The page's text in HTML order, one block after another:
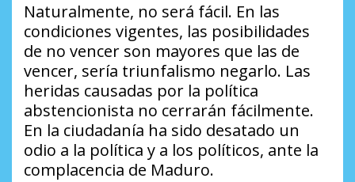
Naturalmente, no será fácil. En las
condiciones vigentes, las posibilidades
de no vencer son mayores que las de
vencer, sería triunfalismo negarlo. Las
heridas causadas por la política
abstencionista no cerrarán fácilmente.
En la ciudadanía ha sido desatado un
odio a la política y a los políticos, ante la
complacencia de Maduro.